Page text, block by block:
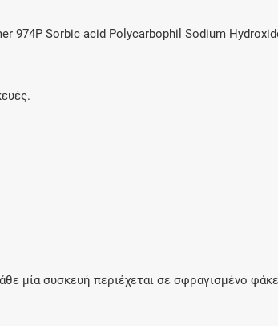
974P Sorbic acid Polycarbophil Sodium
μία συσκευή περιέχεται σε σφραγισμένο